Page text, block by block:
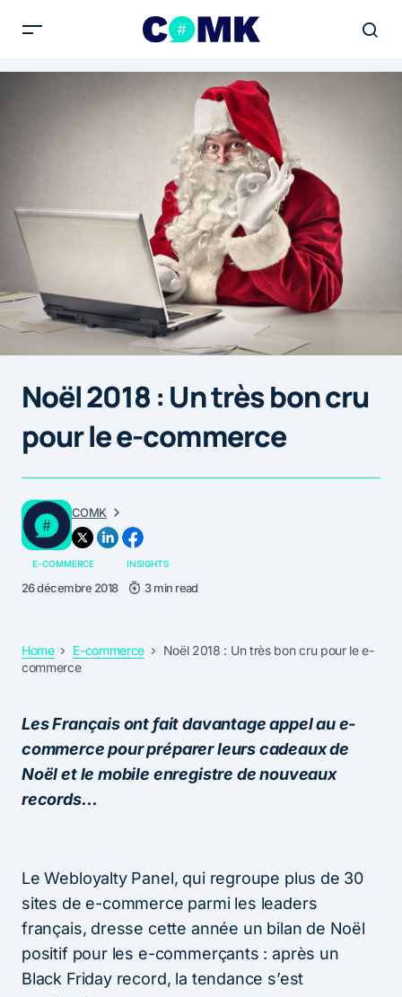
Noël 2018 : Un très bon cru
pour le e-commerce
COMK
E-COMMERCE INSIGHTS
26 décembre 2018 3 min read
Home E-commerce
Noël 2018 : Un très bon cru pour le e-
commerce
Les Français ont fait davantage appel au e-
commerce pour préparer leurs cadeaux de
Noël et le mobile enregistre de nouveaux
records…
Le Webloyalty Panel, qui regroupe plus de 30
sites de e-commerce parmi les leaders
français, dresse cette année un bilan de Noël
positif pour les e-commerçants : après un
Black Friday record, la tendance s’est